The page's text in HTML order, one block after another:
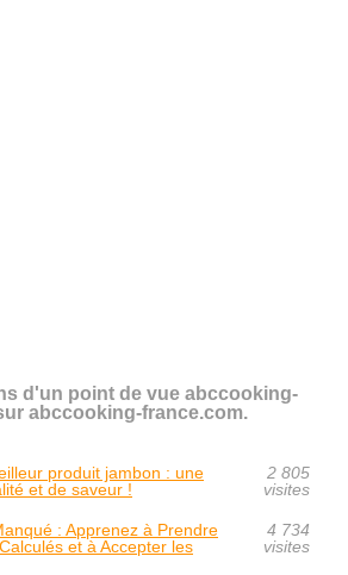
d'un point de vue abccooking-
abccooking-france.com.
produit jambon : une
et de saveur !
2 805
visites
: Apprenez à Prendre
et à Accepter les
4 734
visites